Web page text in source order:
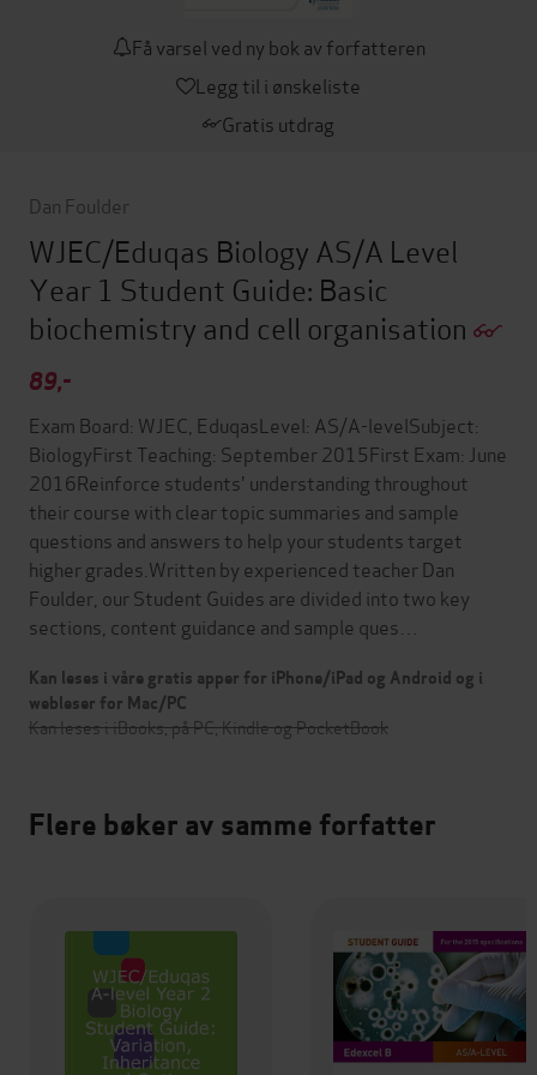
Få varsel ved ny bok av forfatteren
Legg til i ønskeliste
Gratis utdrag
Dan Foulder
WJEC/Eduqas Biology AS/A Level
Year 1 Student Guide: Basic
biochemistry and cell organisation
89,-
Exam Board: WJEC, EduqasLevel: AS/A-levelSubject:
BiologyFirst Teaching: September 2015First Exam: June
2016Reinforce students' understanding throughout
their course with clear topic summaries and sample
questions and answers to help your students target
higher grades.Written by experienced teacher Dan
Foulder, our Student Guides are divided into two key
sections, content guidance and sample ques…
Kan leses i våre gratis apper for iPhone/iPad og Android og i
webleser for Mac/PC
Kan leses i iBooks, på PC, Kindle og PocketBook
Flere bøker av samme forfatter